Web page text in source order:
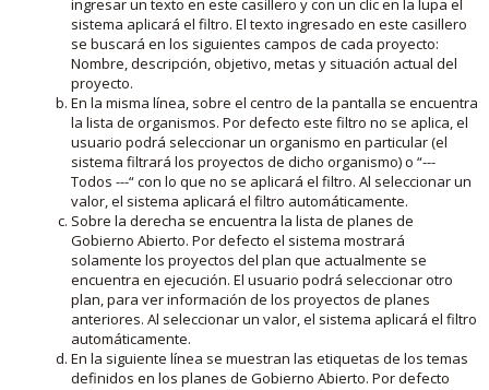
ingresar un texto en este casillero y con un clic en la lupa el
sistema aplicará el filtro. El texto ingresado en este casillero
se buscará en los siguientes campos de cada proyecto:
Nombre, descripción, objetivo, metas y situación actual del
proyecto.
En la misma línea, sobre el centro de la pantalla se encuentra
la lista de organismos. Por defecto este filtro no se aplica, el
usuario podrá seleccionar un organismo en particular (el
sistema filtrará los proyectos de dicho organismo) o “---
Todos ---“ con lo que no se aplicará el filtro. Al seleccionar un
valor, el sistema aplicará el filtro automáticamente.
Sobre la derecha se encuentra la lista de planes de
Gobierno Abierto. Por defecto el sistema mostrará
solamente los proyectos del plan que actualmente se
encuentra en ejecución. El usuario podrá seleccionar otro
plan, para ver información de los proyectos de planes
anteriores. Al seleccionar un valor, el sistema aplicará el filtro
automáticamente.
En la siguiente línea se muestran las etiquetas de los temas
definidos en los planes de Gobierno Abierto. Por defecto